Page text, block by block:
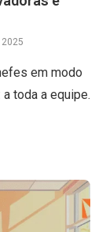
em modo
toda a equipe.